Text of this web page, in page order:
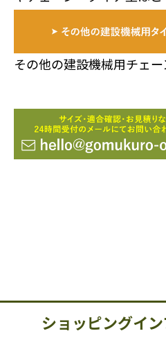
その他の建設機械用チェ
ショッピングイ